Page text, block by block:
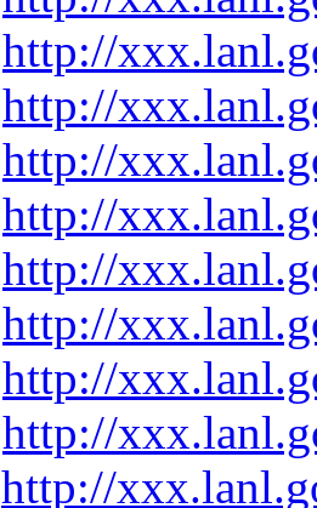
http://
http://
http://
http://
http://
http://
http://
http://
http://